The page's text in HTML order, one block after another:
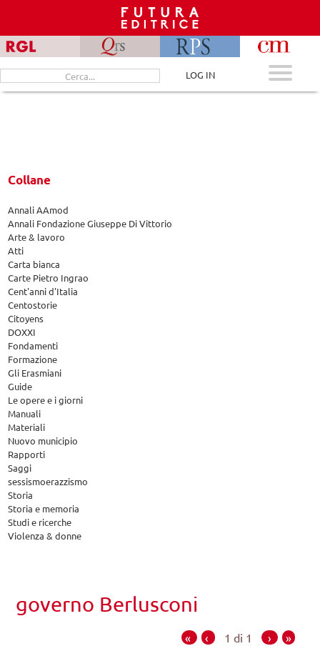
content
Cerca
per:
LOG IN
Collane
Annali AAmod
Annali Fondazione Giuseppe Di Vittorio
Arte & lavoro
Atti
Carta bianca
Carte Pietro Ingrao
Cent'anni d'Italia
Centostorie
Citoyens
DOXXI
Fondamenti
Formazione
Gli Erasmiani
Guide
Le opere e i giorni
Manuali
Materiali
Nuovo municipio
Rapporti
Saggi
sessismoerazzismo
Storia
Storia e memoria
Studi e ricerche
Violenza & donne
governo Berlusconi
« ‹ 1 di 1 › »